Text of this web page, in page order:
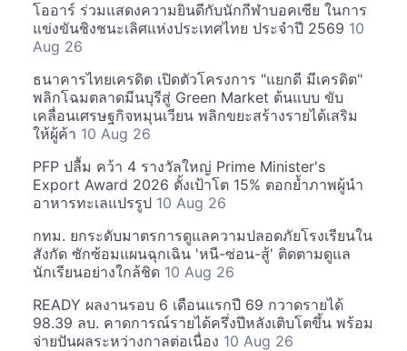
โออาร์ ร่วมแสดงความยินดีกับนักกีฬาบอคเซีย ในการ
แข่งขันชิงชนะเลิศแห่งประเทศไทย ประจำปี 2569 10
Aug 26
ธนาคารไทยเครดิต เปิดตัวโครงการ "แยกดี มีเครดิต"
พลิกโฉมตลาดมีนบุรีสู่ Green Market ต้นแบบ ขับ
เคลื่อนเศรษฐกิจหมุนเวียน พลิกขยะสร้างรายได้เสริม
ให้ผู้ค้า 10 Aug 26
PFP ปลื้ม คว้า 4 รางวัลใหญ่ Prime Minister's
Export Award 2026 ตั้งเป้าโต 15% ตอกย้ำภาพผู้นำ
อาหารทะเลแปรรูป 10 Aug 26
กทม. ยกระดับมาตรการดูแลความปลอดภัยโรงเรียนใน
สังกัด ซักซ้อมแผนฉุกเฉิน 'หนี-ซ่อน-สู้' ติดตามดูแล
นักเรียนอย่างใกล้ชิด 10 Aug 26
READY ผลงานรอบ 6 เดือนแรกปี 69 กวาดรายได้
98.39 ลบ. คาดการณ์รายได้ครึ่งปีหลังเติบโตขึ้น พร้อม
จ่ายปันผลระหว่างกาลต่อเนื่อง 10 Aug 26